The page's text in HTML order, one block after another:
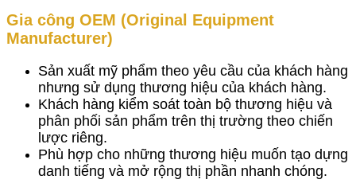
Gia công OEM (Original Equipment
Manufacturer)
Sản xuất mỹ phẩm theo yêu cầu của khách hàng
nhưng sử dụng thương hiệu của khách hàng.
Khách hàng kiểm soát toàn bộ thương hiệu và
phân phối sản phẩm trên thị trường theo chiến
lược riêng.
Phù hợp cho những thương hiệu muốn tạo dựng
danh tiếng và mở rộng thị phần nhanh chóng.